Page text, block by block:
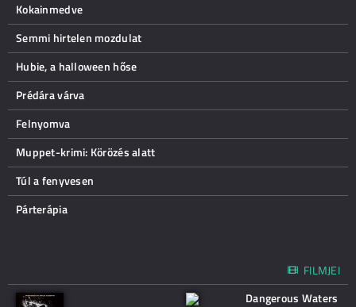
Kokainmedve
Semmi hirtelen mozdulat
Hubie, a halloween hőse
Prédára várva
Felnyomva
Muppet-krimi: Körözés alatt
Túl a fenyvesen
Párterápia
FILMJEI
Dangerous Waters